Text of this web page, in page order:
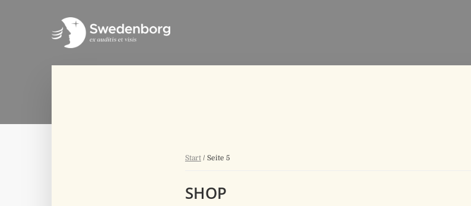
Start / Seite 5
SHOP